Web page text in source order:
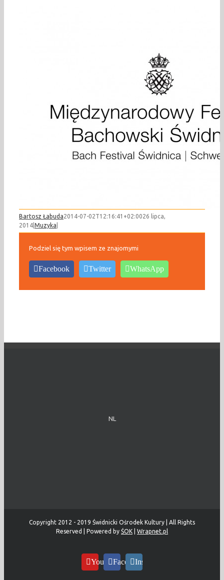
Bartosz Łabuda2014-07-02T12:16:41+02:0026 lipca,
2014 Muzyka
Podziel się tym wpisem ze znajomymi
Facebook Twitter WhatsApp
NL
Copyright 2012 - 2019 Świdnicki Ośrodek Kultury | All Rights
Reserved | Powered by ŚOK Wrapnet.pl
YouTubeFacebookInstagram